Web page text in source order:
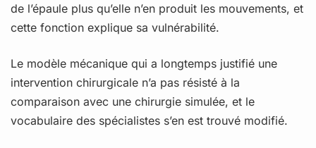
de l’épaule plus qu’elle n’en produit les mouvements, et
cette fonction explique sa vulnérabilité.
Le modèle mécanique qui a longtemps justifié une
intervention chirurgicale n’a pas résisté à la
comparaison avec une chirurgie simulée, et le
vocabulaire des spécialistes s’en est trouvé modifié.